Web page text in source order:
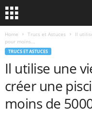
Home Trucs et Astuces
Il
pour moins...
TRUCS ET ASTUCES
Il utilise une
créer une
moins de